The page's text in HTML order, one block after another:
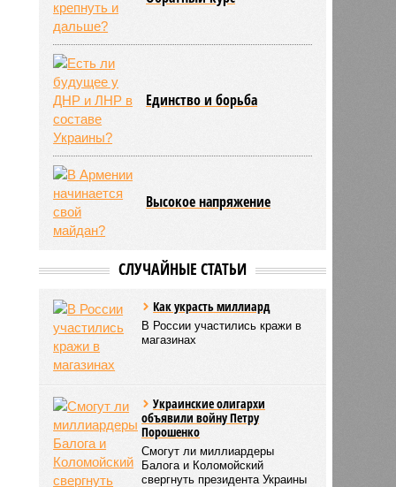
Единство и борьба
Высокое напряжение
СЛУЧАЙНЫЕ СТАТЬИ
Как украсть миллиард
В России участились кражи в
магазинах
Украинские олигархи
объявили войну Петру
Порошенко
Смогут ли миллиардеры
Балога и Коломойский
свергнуть президента Украины